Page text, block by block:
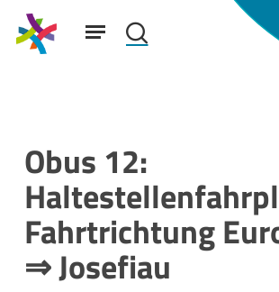
Skip
mainSuchfeld: search
Menu
Obus 12:
Fahrtrichtung
⇒ Josefiau